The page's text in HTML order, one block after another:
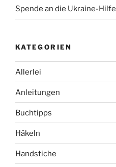
Spende an die Ukraine-Hilfe
KATEGORIEN
Allerlei
Anleitungen
Buchtipps
Häkeln
Handstiche